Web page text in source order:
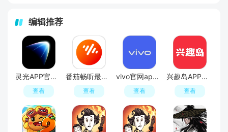
编辑推荐
灵光APP官方最新版
查看
番茄畅听最新版本免费版
查看
vivo官网app手机版
查看
兴趣岛APP官方手机版
查看